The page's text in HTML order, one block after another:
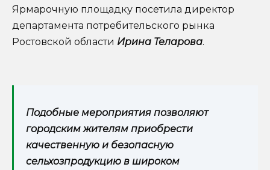
Ярмарочную площадку посетила директор
департамента потребительского рынка
Ростовской области Ирина Теларова.
Подобные мероприятия позволяют
городским жителям приобрести
качественную и безопасную
сельхозпродукцию в широком